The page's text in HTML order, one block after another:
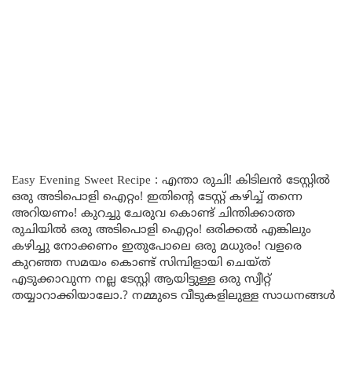
Easy Evening Sweet Recipe : എന്താ രുചി! കിടിലൻ ടേസ്റ്റിൽ
ഒരു അടിപൊളി ഐറ്റം! ഇതിൻ്റെ ടേസ്റ്റ് കഴിച്ച് തന്നെ
അറിയണം! കുറച്ചു ചേരുവ കൊണ്ട് ചിന്തിക്കാത്ത
രുചിയിൽ ഒരു അടിപൊളി ഐറ്റം! ഒരിക്കൽ എങ്കിലും
കഴിച്ചു നോക്കണം ഇതുപോലെ ഒരു മധുരം! വളരെ
കുറഞ്ഞ സമയം കൊണ്ട് സിമ്പിളായി ചെയ്ത്
എടുക്കാവുന്ന നല്ല ടേസ്റ്റി ആയിട്ടുള്ള ഒരു സ്വീറ്റ്
തയ്യാറാക്കിയാലോ.? നമ്മുടെ വീടുകളിലുള്ള സാധനങ്ങൾ